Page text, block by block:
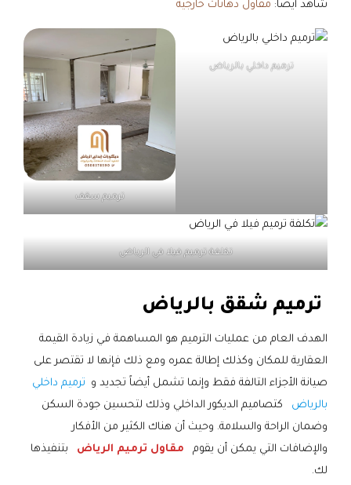
شاهد أيضاً: مقاول دهانات خارجية
ترميم داخلي بالرياض
ترميم سقف
تكلفة ترميم فيلا في الرياض
ترميم شقق بالرياض
الهدف العام من عمليات الترميم هو المساهمة في زيادة القيمة
العقارية للمكان وكذلك إطالة عمره ومع ذلك فإنها لا تقتصر على
صيانة الأجزاء التالفة فقط وإنما تشمل أيضاً تجديد و ترميم داخلي
بالرياض
كتصاميم الديكور الداخلي وذلك لتحسين جودة السكن
وضمان الراحة والسلامة. وحيث أن هناك الكثير من الأفكار
والإضافات التي يمكن أن يقوم
مقاول ترميم الرياض
بتنفيذها
لك.